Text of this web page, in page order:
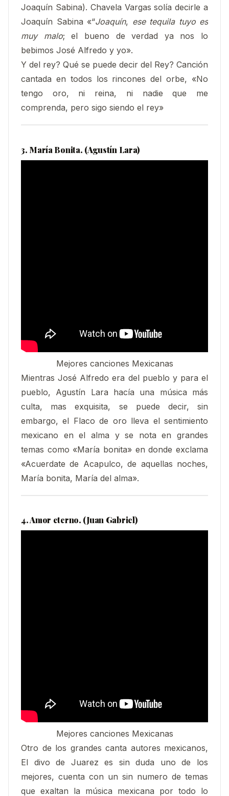
Joaquín Sabina). Chavela Vargas solía decirle a
Joaquín Sabina «“Joaquín, ese tequila tuyo es
muy malo; el bueno de verdad ya nos lo
bebimos José Alfredo y yo».
Y del rey? Qué se puede decir del Rey? Canción
cantada en todos los rincones del orbe, «No
tengo oro, ni reina, ni nadie que me
comprenda, pero sigo siendo el rey»
3. María Bonita. (Agustín Lara)
Mejores canciones Mexicanas
Mientras José Alfredo era del pueblo y para el
pueblo, Agustín Lara hacía una música más
culta, mas exquisita, se puede decir, sin
embargo, el Flaco de oro lleva el sentimiento
mexicano en el alma y se nota en grandes
temas como «María bonita» en donde exclama
«Acuerdate de Acapulco, de aquellas noches,
María bonita, María del alma».
4. Amor eterno. (Juan Gabriel)
Mejores canciones Mexicanas
Otro de los grandes canta autores mexicanos,
El divo de Juarez es sin duda uno de los
mejores, cuenta con un sin numero de temas
que exaltan la música mexicana por todo lo